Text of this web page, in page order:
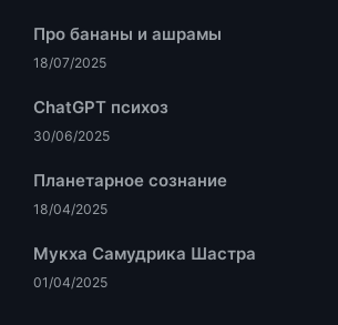
Про бананы и ашрамы
18/07/2025
ChatGPT психоз
30/06/2025
Планетарное сознание
18/04/2025
Мукха Самудрика Шастра
01/04/2025